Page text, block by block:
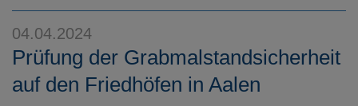
04.04.2024
Prüfung der Grabmalstandsicherheit
auf den Friedhöfen in Aalen